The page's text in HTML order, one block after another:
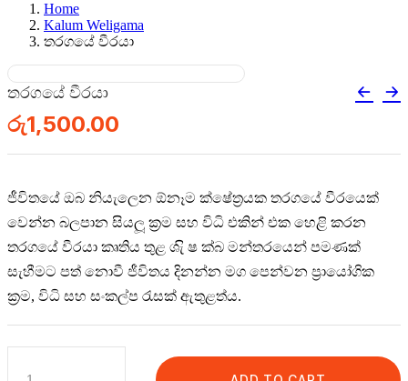
Home
Kalum Weligama
තරගයේ වීරයා
තරගයේ වීරයා
රු1,500.00
ජීවිතයේ ඔබ නියැලෙන ඕනෑම ක්ෂේත්‍රයක තරගයේ වීරයෙක්
වෙන්න බලපාන සියලූ ක්‍රම සහ විධි එකින් එක හෙළි කරන
තරගයේ වීරයා කෘතිය තුළ ශැි ෂ ක‍්බ මන්තරයෙන් පමණක්
සැහීමට පත් නොවී ජීවිතය දිනන්න මග පෙන්වන ප්‍රායෝගික
ක්‍රම, විධි සහ සංකල්ප රැසක් ඇතුළත්ය.